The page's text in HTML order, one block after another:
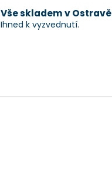
Vše skladem v Ostravě
Ihned k vyzvednutí.